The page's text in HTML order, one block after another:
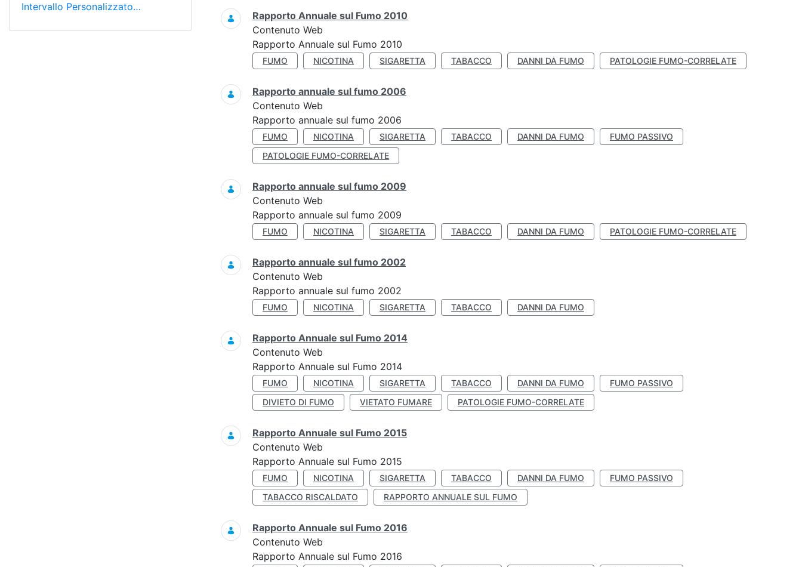
Intervallo Personalizzato…
Rapporto Annuale sul Fumo 2010
Contenuto Web
Rapporto Annuale sul Fumo 2010
FUMO NICOTINA SIGARETTA TABACCO DANNI DA FUMO PATOLOGIE FUMO-CORRELATE
Rapporto annuale sul fumo 2006
Contenuto Web
Rapporto annuale sul fumo 2006
FUMO NICOTINA SIGARETTA TABACCO DANNI DA FUMO
FUMO PASSIVO
PATOLOGIE FUMO-CORRELATE
Rapporto annuale sul fumo 2009
Contenuto Web
Rapporto annuale sul fumo 2009
FUMO NICOTINA SIGARETTA TABACCO DANNI DA FUMO PATOLOGIE FUMO-CORRELATE
Rapporto annuale sul fumo 2002
Contenuto Web
Rapporto annuale sul fumo 2002
FUMO NICOTINA SIGARETTA TABACCO DANNI DA FUMO
Rapporto Annuale sul Fumo 2014
Contenuto Web
Rapporto Annuale sul Fumo 2014
FUMO NICOTINA SIGARETTA TABACCO DANNI DA FUMO
FUMO PASSIVO
DIVIETO DI FUMO
VIETATO FUMARE PATOLOGIE FUMO-CORRELATE
Rapporto Annuale sul Fumo 2015
Contenuto Web
Rapporto Annuale sul Fumo 2015
FUMO NICOTINA SIGARETTA TABACCO DANNI DA FUMO
FUMO PASSIVO
TABACCO RISCALDATO
RAPPORTO ANNUALE SUL FUMO
Rapporto Annuale sul Fumo 2016
Contenuto Web
Rapporto Annuale sul Fumo 2016